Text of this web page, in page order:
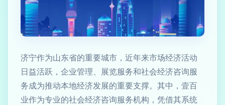
济宁作为山东省的重要城市，近年来市场经济活动
日益活跃，企业管理、展览服务和社会经济咨询服
务成为推动本地经济发展的重要支撑。其中，壹百
业作为专业的社会经济咨询服务机构，凭借其系统